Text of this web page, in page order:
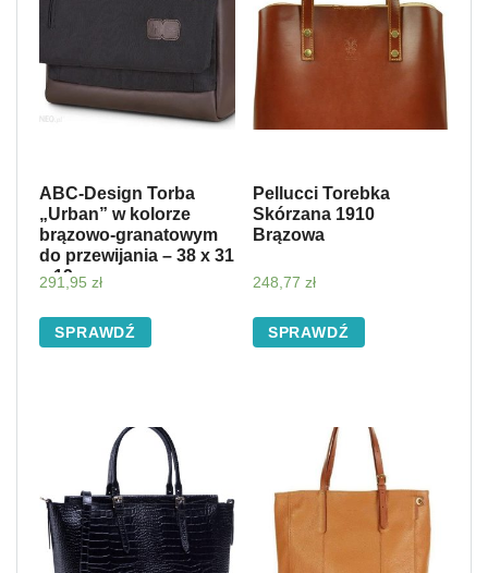
ABC-Design Torba
„Urban” w kolorze
brązowo-granatowym
do przewijania – 38 x 31
x 19 cm
291,95 zł
SPRAWDŹ
Pellucci Torebka
Skórzana 1910
Brązowa
248,77 zł
SPRAWDŹ